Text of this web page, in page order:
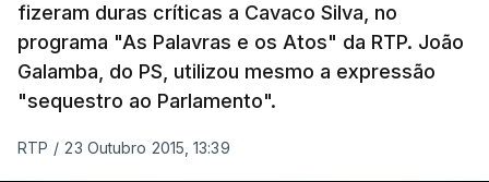
fizeram duras críticas a Cavaco Silva, no
programa "As Palavras e os Atos" da RTP. João
Galamba, do PS, utilizou mesmo a expressão
"sequestro ao Parlamento".
RTP / 23 Outubro 2015, 13:39